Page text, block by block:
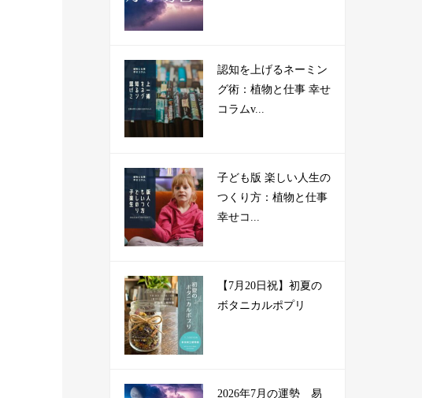
認知を上げるネーミン
グ術：植物と仕事 幸せ
コラムv...
子ども版 楽しい人生の
つくり方：植物と仕事
幸せコ...
【7月20日祝】初夏の
ボタニカルポプリ
2026年7月の運勢 易